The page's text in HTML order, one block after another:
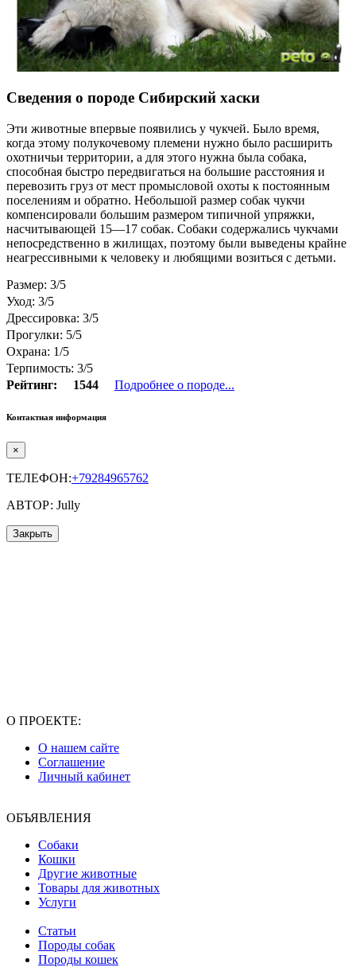
Сведения о породе Сибирский хаски
Эти животные впервые появились у чукчей. Было время,
когда этому полукочевому племени нужно было расширить
охотничьи территории, а для этого нужна была собака,
способная быстро передвигаться на большие расстояния и
перевозить груз от мест промысловой охоты к постоянным
поселениям и обратно. Небольшой размер собак чукчи
компенсировали большим размером типичной упряжки,
насчитывающей 15—17 собак. Собаки содержались чукчами
непосредственно в жилищах, поэтому были выведены крайне
неагрессивными к человеку и любящими возиться с детьми.
Размер: 3/5
Уход: 3/5
Дрессировка: 3/5
Прогулки: 5/5
Охрана: 1/5
Терпимость: 3/5
Рейтинг:
1544 Подробнее о породе...
Контактная информация
×
ТЕЛЕФОН:+79284965762
АВТОР: Jully
Закрыть
О ПРОЕКТЕ:
О нашем сайте
Соглашение
Личный кабинет
ОБЪЯВЛЕНИЯ
Собаки
Кошки
Другие животные
Товары для животных
Услуги
Статьи
Породы собак
Породы кошек